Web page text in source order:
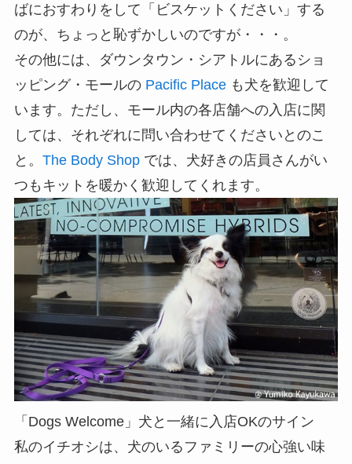
ばにおすわりをして「ビスケットください」する
のが、ちょっと恥ずかしいのですが・・・。
その他には、ダウンタウン・シアトルにあるショ
ッピング・モールの Pacific Placeも犬を歓迎して
います。ただし、モール内の各店舗への入店に関
しては、それぞれに問い合わせてくださいとのこ
と。 The Body Shopでは、犬好きの店員さんがい
つもキットを暖かく歓迎してくれます。
「Dogs Welcome」犬と一緒に入店OKのサイン
私のイチオシは、犬のいるファミリーの心強い味